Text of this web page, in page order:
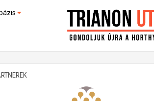
(feltöltés alatt)